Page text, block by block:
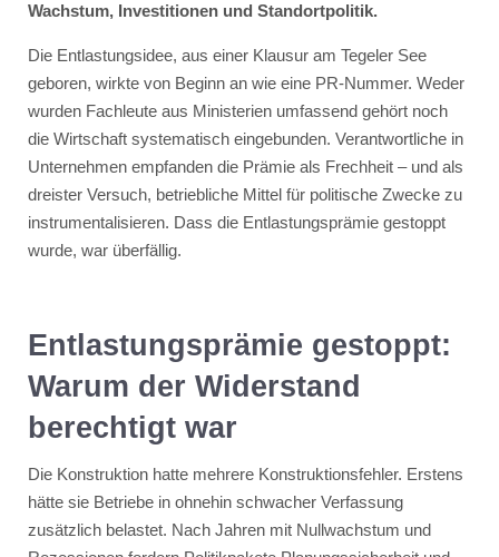
Wachstum, Investitionen und Standortpolitik.
Die Entlastungsidee, aus einer Klausur am Tegeler See
geboren, wirkte von Beginn an wie eine PR-Nummer. Weder
wurden Fachleute aus Ministerien umfassend gehört noch
die Wirtschaft systematisch eingebunden. Verantwortliche in
Unternehmen empfanden die Prämie als Frechheit – und als
dreister Versuch, betriebliche Mittel für politische Zwecke zu
instrumentalisieren. Dass die Entlastungsprämie gestoppt
wurde, war überfällig.
Entlastungsprämie gestoppt:
Warum der Widerstand
berechtigt war
Die Konstruktion hatte mehrere Konstruktionsfehler. Erstens
hätte sie Betriebe in ohnehin schwacher Verfassung
zusätzlich belastet. Nach Jahren mit Nullwachstum und